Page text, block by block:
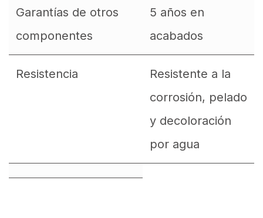
Garantías de otros
componentes
5 años en
acabados
Resistencia
Resistente a la
corrosión, pelado
y decoloración
por agua